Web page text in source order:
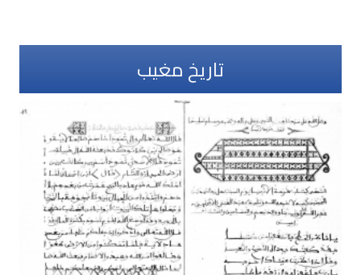
تاريخ مغيب